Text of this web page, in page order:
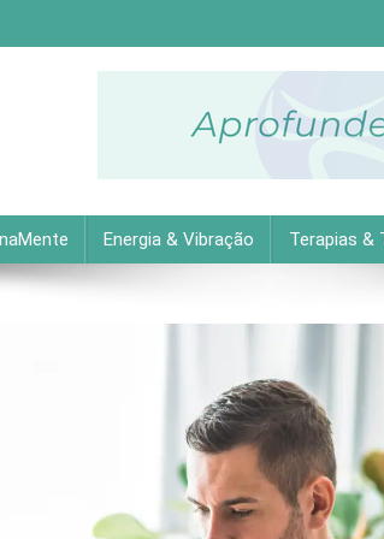
as melhores dicas práticas para
Energia & Vibração Terapias &